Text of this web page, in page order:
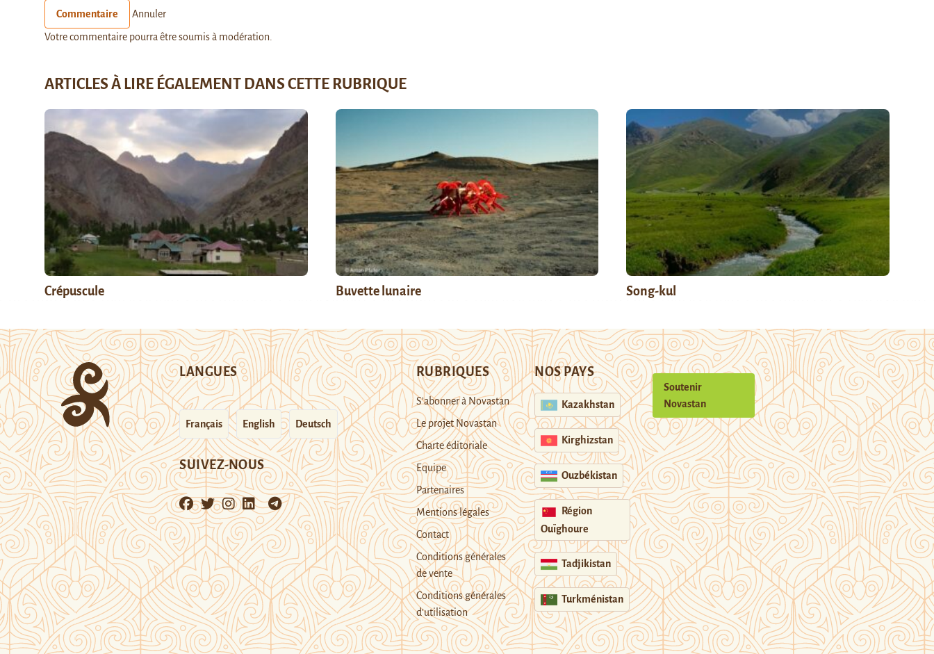
Commentaire Annuler
Votre commentaire pourra être soumis à modération.
ARTICLES À LIRE ÉGALEMENT DANS CETTE RUBRIQUE
Crépuscule Buvette lunaire Song-kul
LANGUES
Français English Deutsch
SUIVEZ-NOUS
RUBRIQUES
S’abonner à Novastan
Le projet Novastan
Charte éditoriale
Equipe
Partenaires
Mentions légales
Contact
Conditions générales
de vente
Conditions générales
d’utilisation
NOS PAYS
Kazakhstan
Kirghizstan
Ouzbékistan
Région
Ouïghoure
Tadjikistan
Turkménistan
Soutenir
Novastan